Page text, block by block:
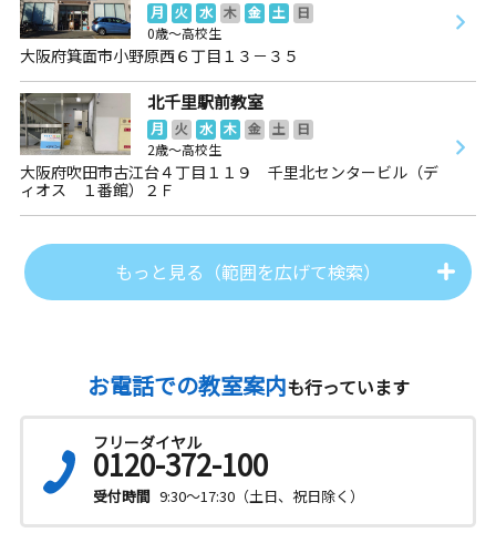
月 火 水 木 金 土
日
0歳～高校生
大阪府箕面市小野原西６丁目１３－３５
北千里駅前教室
月 火 水 木 金 土
日
2歳～高校生
大阪府吹田市古江台４丁目１１９ 千里北センタービル（デ
ィオス １番館）２Ｆ
もっと見る（範囲を広げて検索）
お電話での教室案内も行っています
フリーダイヤル
0120-372-100
受付時間 9:30～17:30（土日、祝日除く）